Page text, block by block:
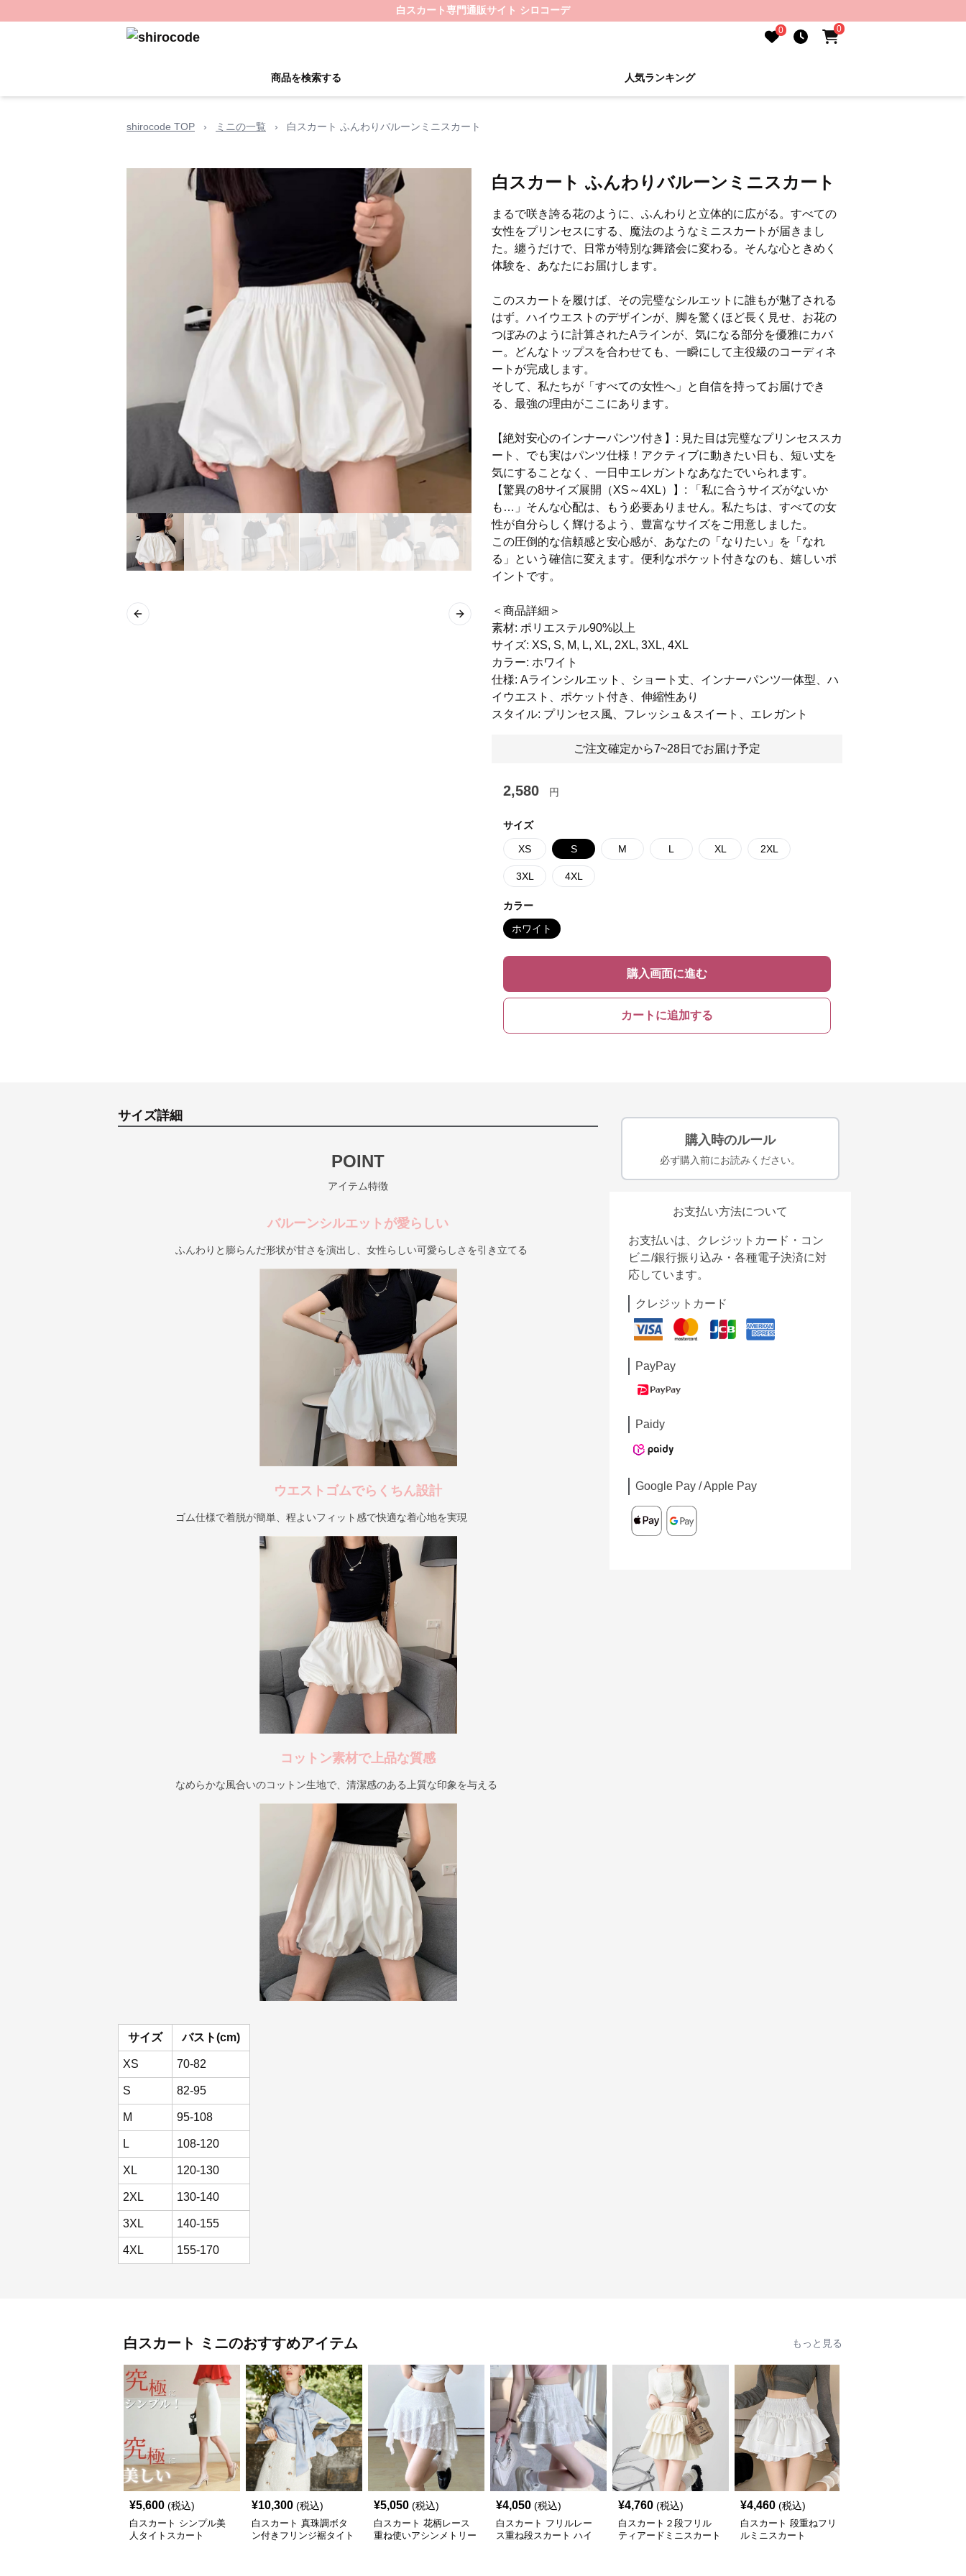
白スカート専門通販サイト シロコーデ
0 0
商品を検索する 人気ランキング
shirocode TOP › ミニの一覧 › 白スカート ふんわりバルーンミニスカート
Previous slide Next slide
白スカート ふんわりバルーンミニスカート
まるで咲き誇る花のように、ふんわりと立体的に広がる。すべての
女性をプリンセスにする、魔法のようなミニスカートが届きまし
た。纏うだけで、日常が特別な舞踏会に変わる。そんな心ときめく
体験を、あなたにお届けします。
このスカートを履けば、その完璧なシルエットに誰もが魅了される
はず。ハイウエストのデザインが、脚を驚くほど長く見せ、お花の
つぼみのように計算されたAラインが、気になる部分を優雅にカバ
ー。どんなトップスを合わせても、一瞬にして主役級のコーディネ
ートが完成します。
そして、私たちが「すべての女性へ」と自信を持ってお届けでき
る、最強の理由がここにあります。
【絶対安心のインナーパンツ付き】: 見た目は完璧なプリンセススカ
ート、でも実はパンツ仕様！アクティブに動きたい日も、短い丈を
気にすることなく、一日中エレガントなあなたでいられます。
【驚異の8サイズ展開（XS～4XL）】: 「私に合うサイズがないか
も…」そんな心配は、もう必要ありません。私たちは、すべての女
性が自分らしく輝けるよう、豊富なサイズをご用意しました。
この圧倒的な信頼感と安心感が、あなたの「なりたい」を「なれ
る」という確信に変えます。便利なポケット付きなのも、嬉しいポ
イントです。
＜商品詳細＞
素材: ポリエステル90%以上
サイズ: XS, S, M, L, XL, 2XL, 3XL, 4XL
カラー: ホワイト
仕様: Aラインシルエット、ショート丈、インナーパンツ一体型、ハ
イウエスト、ポケット付き、伸縮性あり
スタイル: プリンセス風、フレッシュ＆スイート、エレガント
ご注文確定から7~28日でお届け予定
2,580 円
サイズ
XS S M L XL 2XL
3XL 4XL
カラー
ホワイト
購入画面に進む
カートに追加する
サイズ詳細
POINT
アイテム特徴
バルーンシルエットが愛らしい
ふんわりと膨らんだ形状が甘さを演出し、女性らしい可愛らしさを引き立てる
ウエストゴムでらくちん設計
ゴム仕様で着脱が簡単、程よいフィット感で快適な着心地を実現
コットン素材で上品な質感
なめらかな風合いのコットン生地で、清潔感のある上質な印象を与える
サイズ バスト(cm)
XS 70-82
S 82-95
M 95-108
L 108-120
XL 120-130
2XL 130-140
3XL 140-155
4XL 155-170
購入時のルール
必ず購入前にお読みください。
お支払い方法について
お支払いは、クレジットカード・コン
ビニ/銀行振り込み・各種電子決済に対
応しています。
クレジットカード
PayPay
Paidy
Google Pay / Apple Pay
白スカート ミニのおすすめアイテム もっと見る
¥5,600 (税込)
白スカート シンプル美
人タイトスカート
¥10,300 (税込)
白スカート 真珠調ボタ
ン付きフリンジ裾タイト
¥5,050 (税込)
白スカート 花柄レース
重ね使いアシンメトリー
¥4,050 (税込)
白スカート フリルレー
ス重ね段スカート ハイ
¥4,760 (税込)
白スカート２段フリル
ティアードミニスカート
¥4,460 (税込)
白スカート 段重ねフリ
ルミニスカート